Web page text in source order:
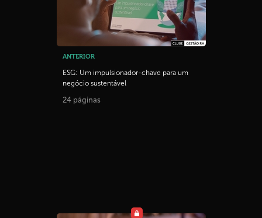
ANTERIOR
ESG: Um impulsionador-chave para um
negócio sustentável
24 páginas